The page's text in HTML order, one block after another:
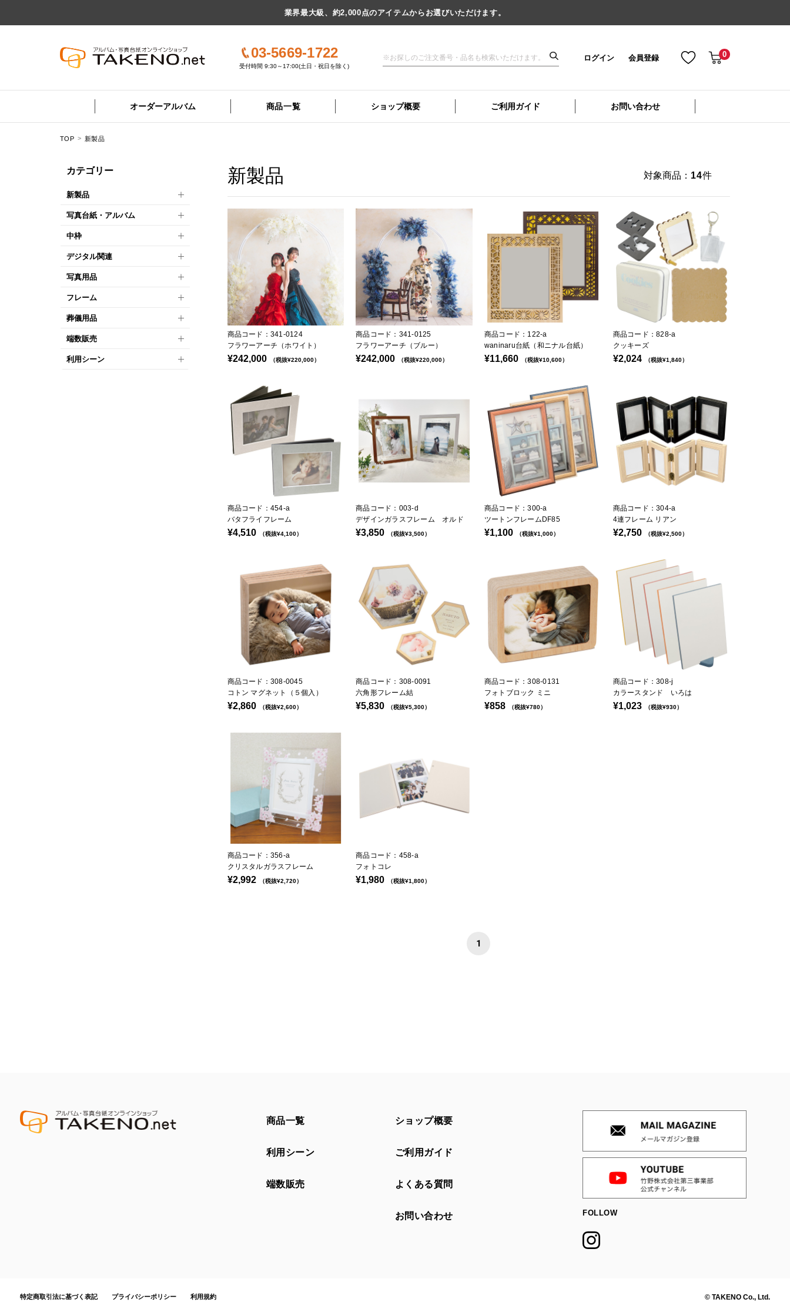
業界最大級、約2,000点のアイテムからお選びいただけます。
03-5669-1722
受付時間 9:30～17:00(土日・祝日を除く)
ログイン 会員登録 0
オーダーアルバム 商品一覧 ショップ概要 ご利用ガイド お問い合わせ
TOP 新製品
カテゴリー
新製品
写真台紙・アルバム
中枠
デジタル関連
写真用品
フレーム
葬儀用品
端数販売
利用シーン
新製品 対象商品： 14件
商品コード：341-0124
フラワーアーチ（ホワイト）
¥242,000 （税抜¥220,000）
商品コード：341-0125
フラワーアーチ（ブルー）
¥242,000 （税抜¥220,000）
商品コード：122-a
waninaru台紙（和ニナル台紙）
¥11,660 （税抜¥10,600）
商品コード：828-a
クッキーズ
¥2,024 （税抜¥1,840）
商品コード：454-a
バタフライフレーム
¥4,510 （税抜¥4,100）
商品コード：003-d
デザインガラスフレーム オルド
¥3,850 （税抜¥3,500）
商品コード：300-a
ツートンフレームDF85
¥1,100 （税抜¥1,000）
商品コード：304-a
4連フレーム リアン
¥2,750 （税抜¥2,500）
商品コード：308-0045
コトン マグネット（５個入）
¥2,860 （税抜¥2,600）
商品コード：308-0091
六角形フレーム結
¥5,830 （税抜¥5,300）
商品コード：308-0131
フォトブロック ミニ
¥858 （税抜¥780）
商品コード：308-j
カラースタンド いろは
¥1,023 （税抜¥930）
商品コード：356-a
クリスタルガラスフレーム
¥2,992 （税抜¥2,720）
商品コード：458-a
フォトコレ
¥1,980 （税抜¥1,800）
1
商品一覧
利用シーン
端数販売
ショップ概要
ご利用ガイド
よくある質問
お問い合わせ FOLLOW
特定商取引法に基づく表記 プライバシーポリシー 利用規約 © TAKENO Co., Ltd.